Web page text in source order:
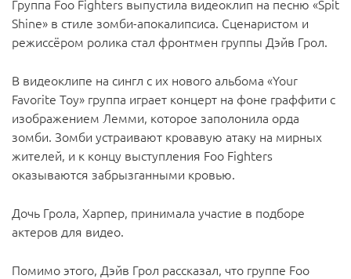
Группа Foo Fighters выпустила видеоклип на песню «Spit
Shine» в стиле зомби-апокалипсиса. Сценаристом и
режиссёром ролика стал фронтмен группы Дэйв Грол.
В видеоклипе на сингл с их нового альбома «Your
Favorite Toy» группа играет концерт на фоне граффити с
изображением Лемми, которое заполонила орда
зомби. Зомби устраивают кровавую атаку на мирных
жителей, и к концу выступления Foo Fighters
оказываются забрызганными кровью.
Дочь Грола, Харпер, принимала участие в подборе
актеров для видео.
Помимо этого, Дэйв Грол рассказал, что группе Foo